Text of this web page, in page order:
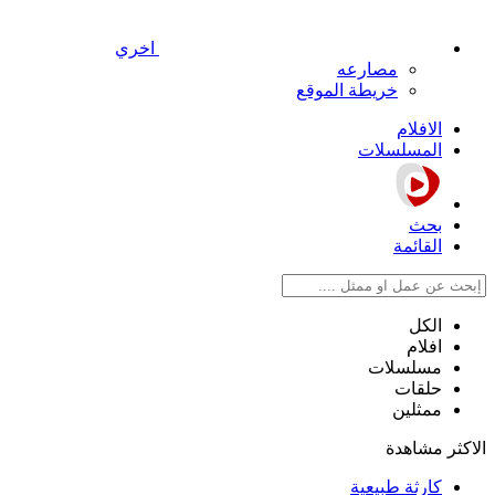
اخري
مصارعه
خريطة الموقع
الافلام
المسلسلات
بحث
القائمة
الكل
افلام
مسلسلات
حلقات
ممثلين
الاكثر مشاهدة
كارثة طبيعية